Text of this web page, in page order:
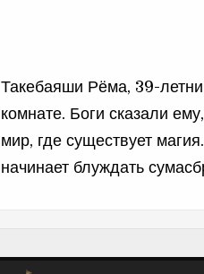
Такебаяши Рёма, 39-
комнате. Боги сказали
мир, где существует
начинает блуждать